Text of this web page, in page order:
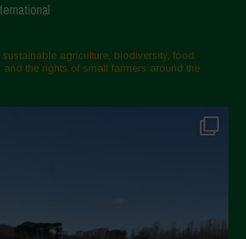
agriculture, biodiversity, food
and the rights of small farmers around the